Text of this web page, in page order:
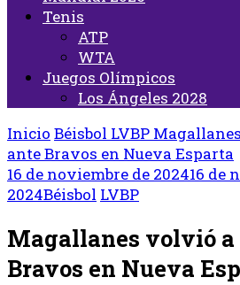
Tenis
ATP
WTA
Juegos Olímpicos
Los Ángeles 2028
Inicio Béisbol LVBP
ante Bravos en Nueva Esparta
16 de noviembre de 202416 de
2024Béisbol LVBP
Magallanes volvió
Bravos en Nueva